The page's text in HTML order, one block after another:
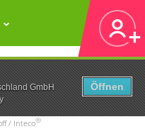
GmbH
Öffnen
/ Inteco®